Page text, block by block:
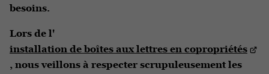
besoins.
Lors de l'
installation de boîtes aux lettres en copropriétés
, nous veillons à respecter scrupuleusement les